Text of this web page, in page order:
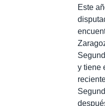
Este
y tiene